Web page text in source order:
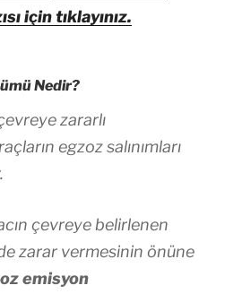
için tıklayınız.
Nedir?
zararlı
egzoz salınımları
çevreye belirlenen
zarar vermesinin önüne
emisyon